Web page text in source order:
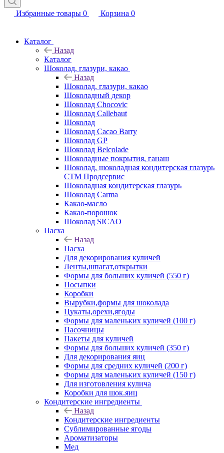
Избранные товары 0 Корзина 0
Каталог
Назад
Каталог
Шоколад, глазури, какао
Назад
Шоколад, глазури, какао
Шоколадный декор
Шоколад Chocovic
Шоколад Callebaut
Шоколад
Шоколад Cacao Barry
Шоколад GP
Шоколад Belcolade
Шоколадные покрытия, ганаш
Шоколад, шоколадная кондитерская глазурь
СТМ Продсервис
Шоколадная кондитерская глазурь
Шоколад Carma
Какао-масло
Какао-порошок
Шоколад SICAO
Пасха
Назад
Пасха
Для декорирования куличей
Ленты,шпагат,открытки
Формы для больших куличей (550 г)
Посыпки
Коробки
Вырубки,формы для шоколада
Цукаты,орехи,ягоды
Формы для маленьких куличей (100 г)
Пасочницы
Пакеты для куличей
Формы для больших куличей (350 г)
Для декорирования яиц
Формы для средних куличей (200 г)
Формы для маленьких куличей (150 г)
Для изготовления кулича
Коробки для шок.яиц
Кондитерские ингредиенты
Назад
Кондитерские ингредиенты
Сублимированные ягоды
Ароматизаторы
Мед